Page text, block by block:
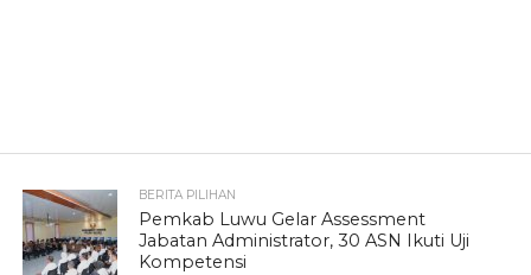
BERITA PILIHAN
Pemkab Luwu Gelar Assessment
Jabatan Administrator, 30 ASN Ikuti Uji
Kompetensi